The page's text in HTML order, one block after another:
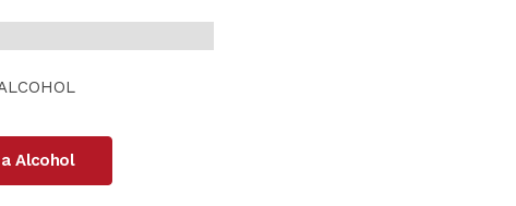
Alcohol